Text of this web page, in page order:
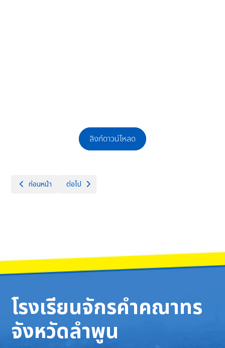
ลิงก์ดาวน์โหลด
เนื้อหาก่อนหน้า: ประกาศผลผู้ผ่านการสอบคัดเลือกบุคคลเพื่อจ้างเป็นลูกจ้า
ก่อนหน้า เนื้อหาถัดไป: ประกาศรับสมัครคัดเลือกบุคคลเพื่อจ้างเป็น
ต่อไป
โรงเรียนจักรคำคณาทร
จังหวัดลำพูน